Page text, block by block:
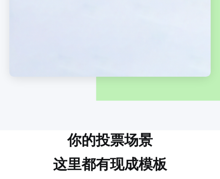
你的投票场景
这里都有现成模板